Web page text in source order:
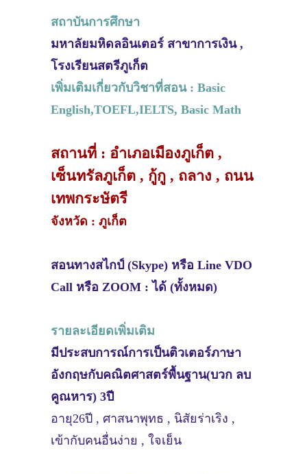
สถาบันการศึกษา
มหาลัยมหิดลอินเตอร์ สาขาการเงิน ,
โรงเรียนสตรีภูเก็ต
เพิ่มเติมเกี่ยวกับวิชาที่สอน : Basic
English,TOEFL,IELTS, Basic Math
สถานที่ : อำเภอเมืองภูเก็ต ,
เซ็นทรัลภูเก็ต , กู้กู , ถลาง , ถนน
เทพกระษัตรี
จังหวัด : ภูเก็ต
สอนทางสไกป์ (Skype) หรือ Line VDO
Call หรือ ZOOM : ได้ (ทั้งหมด)
รายละเอียดเพิ่มเติม
มีประสบการณ์การเป็นติวเตอร์ภาษา
อังกฤษกับคณิตศาสตร์พื้นฐาน(บวก ลบ
คูณหาร) 3ปี
อายุ26ปี , ศาสนาพุทธ , นิสัยร่าเริง ,
เข้ากับคนอื่นง่าย , ใจเย็น